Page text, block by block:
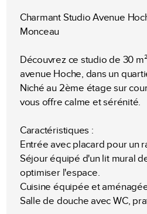
Charmant Studio Avenue
Monceau
Découvrez ce studio de 30
avenue Hoche, dans un
Niché au 2ème étage sur
vous offre calme et sérénité.
Caractéristiques :
Entrée avec placard pour un
Séjour équipé d'un lit mural
optimiser l'espace.
Cuisine équipée et
Salle de douche avec WC,